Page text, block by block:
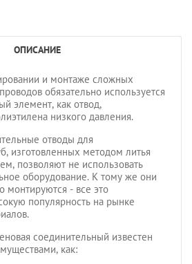
ОПИСАНИЕ
и монтаже сложных
обязательно используется
элемент, как отвод,
низкого давления.
отводы для
изготовленных методом литья
позволяют не использовать
оборудование. К тому же они
монтируются - все это
популярность на рынке
соединительный известен
как: